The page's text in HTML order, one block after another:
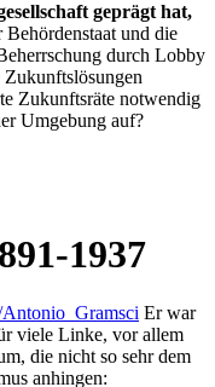
geprägt hat,
und die
durch Lobby
Zukunftsräte notwendig
Umgebung auf?
1937
Er war
viele Linke, vor allem
die nicht so sehr dem
anhingen: